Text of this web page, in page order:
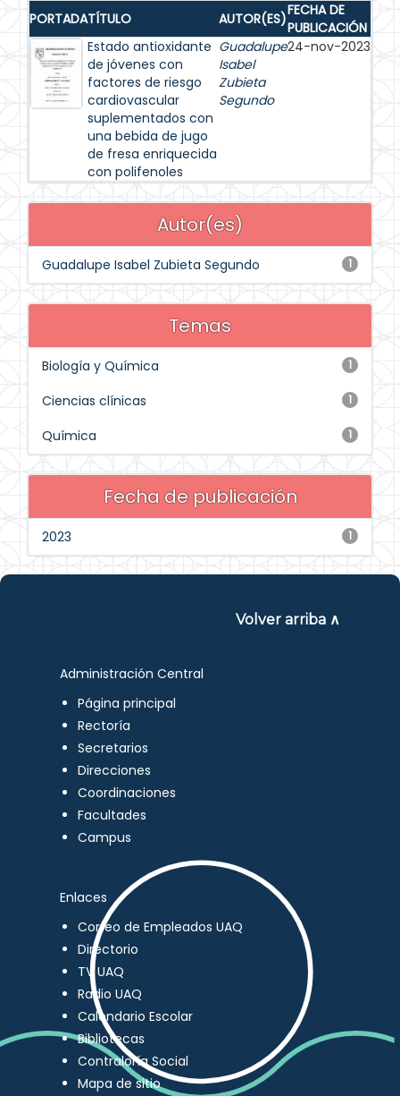
PORTADATÍTULO AUTOR(ES)FECHA DE
PUBLICACIÓN
Estado antioxidante
de jóvenes con
factores de riesgo
cardiovascular
suplementados con
una bebida de jugo
de fresa enriquecida
con polifenoles
Guadalupe
Isabel
Zubieta
Segundo
24-nov-2023
Autor(es)
1
Guadalupe Isabel Zubieta Segundo
Temas
1
Biología y Química
1
Ciencias clínicas
1
Química
Fecha de publicación
1
2023
Volver arriba ∧
Administración Central
Página principal
Rectoría
Secretarios
Direcciones
Coordinaciones
Facultades
Campus
Enlaces
Correo de Empleados UAQ
Directorio
TV UAQ
Radio UAQ
Calendario Escolar
Bibliotecas
Contraloría Social
Mapa de sitio